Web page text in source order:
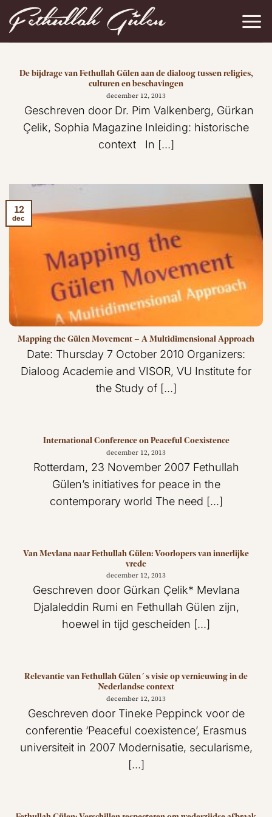
naar
inhoud
De bijdrage van Fethullah Gülen aan de dialoog tussen religies,
culturen en beschavingen
december 12, 2013
Geschreven door Dr. Pim Valkenberg, Gürkan
Çelik, Sophia Magazine Inleiding: historische
context In [...]
Mapping the Gülen Movement – A Multidimensional Approach
Date: Thursday 7 October 2010 Organizers:
Dialoog Academie and VISOR, VU Institute for
the Study of [...]
12
dec
International Conference on Peaceful Coexistence
december 12, 2013
Rotterdam, 23 November 2007 Fethullah
Gülen’s initiatives for peace in the
contemporary world The need [...]
Van Mevlana naar Fethullah Gülen: Voorlopers van innerlijke
vrede
december 12, 2013
Geschreven door Gürkan Çelik* Mevlana
Djalaleddin Rumi en Fethullah Gülen zijn,
hoewel in tijd gescheiden [...]
Relevantie van Fethullah Gülen´s visie op vernieuwing in de
Nederlandse context
december 12, 2013
Geschreven door Tineke Peppinck voor de
conferentie ‘Peaceful coexistence’, Erasmus
universiteit in 2007 Modernisatie, secularisme,
[...]